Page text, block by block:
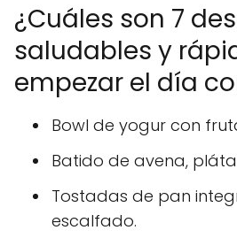
¿Cuáles son 7
saludables y
empezar el día
Bowl de yogur con
Batido de avena,
Tostadas de pan
escalfado.